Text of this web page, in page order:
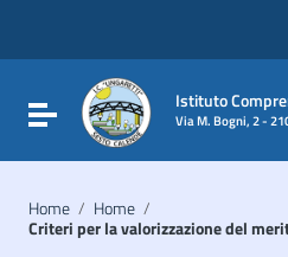
Vai al footer
Attiva / disattiva laIstituto
Via M. Bogni, 2 -
Home / Home /
Criteri per la valorizzazione del